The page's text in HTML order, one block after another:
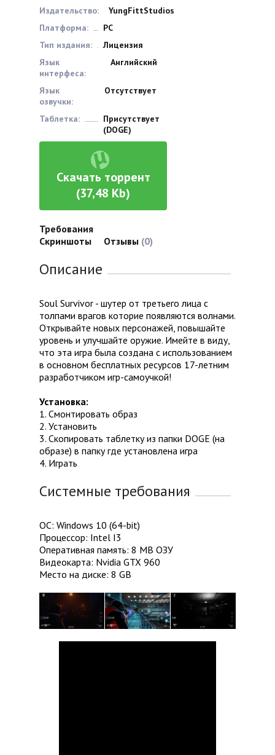
Издательство:
YungFittStudios
Платформа:
PC
Тип издания:
Лицензия
Язык
интерфеса:
Английский
Язык
озвучки:
Отсутствует
Таблетка:
Присутствует
(DOGE)
Скачать торрент
(37,48 Kb)
Требования
Скриншоты
Отзывы (0)
Описание
Soul Survivor - шутер от третьего лица с
толпами врагов которие появляются волнами.
Открывайте новых персонажей, повышайте
уровень и улучшайте оружие. Имейте в виду,
что эта игра была создана с использованием
в основном бесплатных ресурсов 17-летним
разработчиком игр-самоучкой!
Установка:
1. Смонтировать образ
2. Установить
3. Скопировать таблетку из папки DOGE (на
образе) в папку где установлена игра
4. Играть
Системные требования
ОС: Windows 10 (64-bit)
Процессор: Intel I3
Оперативная память: 8 MB ОЗУ
Видеокарта: Nvidia GTX 960
Место на диске: 8 GB